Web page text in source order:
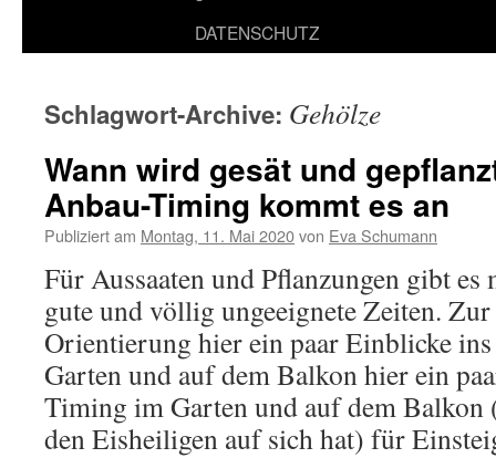
DATENSCHUTZ
Schlagwort-Archive: Gehölze
Wann wird gesät und
Anbau-Timing kommt es an
Publiziert am Montag, 11. Mai 2020von Eva Schumann
Für Aussaaten und Pflanzungen gibt es
gute und völlig ungeeignete Zeiten.
Orientierung hier ein paar Einblicke
Garten und auf dem Balkon hier ein
Timing im Garten und auf dem Balkon
den Eisheiligen auf sich hat) für